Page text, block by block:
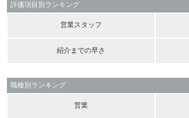
評価項目別ランキング
営業スタッフ
紹介までの早さ
職種別ランキング
営業